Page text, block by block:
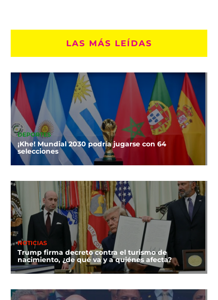
LAS MÁS LEÍDAS
DEPORTES
¡Khe! Mundial 2030 podría jugarse con 64
selecciones
NOTICIAS
Trump firma decreto contra el turismo de
nacimiento, ¿de qué va y a quiénes afecta?